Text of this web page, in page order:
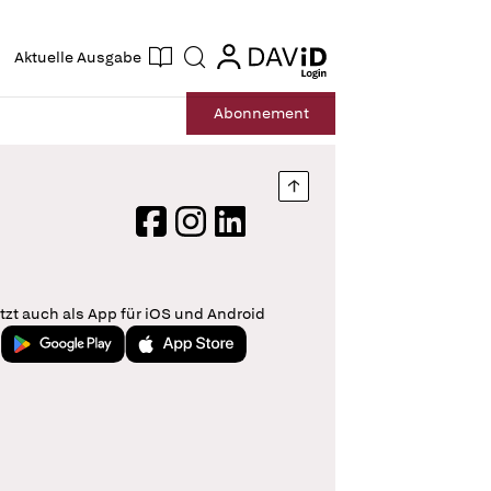
Aktuelle Ausgabe Suche login
login
Abonnement
Nach oben springen
FacebookInstagram
LinkedIn
auch als App für iOS und Android
Jetzt bei Google PlayLaden im App Store